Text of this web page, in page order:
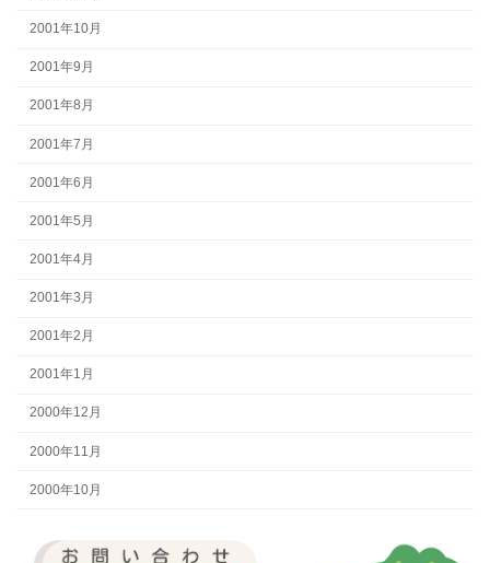
2001年10月
2001年9月
2001年8月
2001年7月
2001年6月
2001年5月
2001年4月
2001年3月
2001年2月
2001年1月
2000年12月
2000年11月
2000年10月